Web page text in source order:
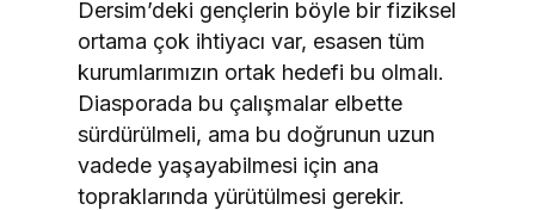
Dersim’deki gençlerin böyle bir fiziksel
ortama çok ihtiyacı var, esasen tüm
kurumlarımızın ortak hedefi bu olmalı.
Diasporada bu çalışmalar elbette
sürdürülmeli, ama bu doğrunun uzun
vadede yaşayabilmesi için ana
topraklarında yürütülmesi gerekir.